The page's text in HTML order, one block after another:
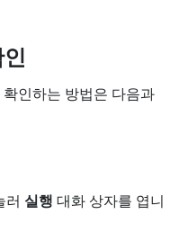
인하는 방법은 다음과
러 실행 대화 상자를 엽니